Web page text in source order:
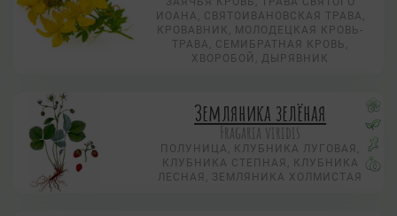
ИОАНА, СВЯТОИВАНОВСКАЯ ТРАВА,
КРОВАВНИК, МОЛОДЕЦКАЯ КРОВЬ-
ТРАВА, СЕМИБРАТНАЯ КРОВЬ,
ХВОРОБОЙ, ДЫРЯВНИК
Земляника зелёная
Fragaria viridis
ПОЛУНИЦА, КЛУБНИКА ЛУГОВАЯ,
КЛУБНИКА СТЕПНАЯ, КЛУБНИКА
ЛЕСНАЯ, ЗЕМЛЯНИКА ХОЛМИСТАЯ